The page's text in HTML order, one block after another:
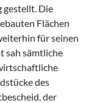
gestellt. Die
Flächen
für seinen
sah sämtliche
des
der